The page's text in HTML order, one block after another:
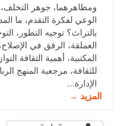
ومظاهرهما، جوهر التخلف،
الوعي لفكرة التقدم، ما
بالتراث؟ توجيه التطور،
العملقة، الرفق في الإصلاح،
المكتبية، أهمية الثقافة
للثقافة، مرجعية المنهج
الإدارة...
المزيد →